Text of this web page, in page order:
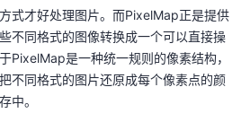
式才好处理图片。而PixelMap正是提供
不同格式的图像转换成一个可以直接操
PixelMap是一种统一规则的像素结构，
不同格式的图片还原成每个像素点的颜
中。